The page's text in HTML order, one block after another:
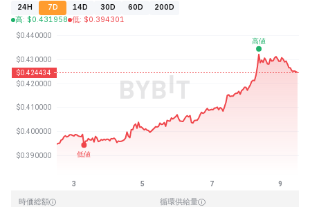
24H 7D 14D 30D 60D
200D
高: $0.431958 低: $0.394301
最終更新日時：2026-08-09、11:49 GMT+0
時価総額 循環供給量